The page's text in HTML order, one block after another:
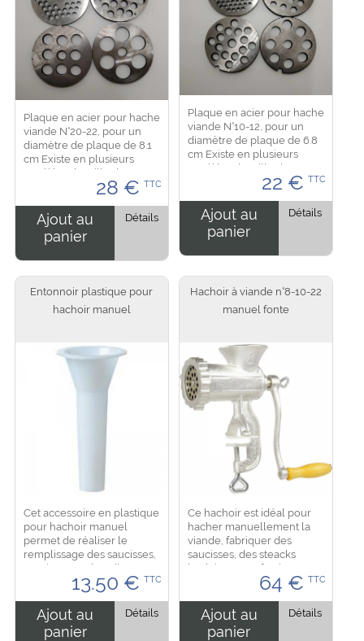
Plaque en acier pour hache
viande N°20-22, pour un
diamètre de plaque de 8.1
cm Existe en plusieurs
modèles de taille de trou : -
6 mm - 10 mm - 15 mm - 20
28 € TTC
Ajout au
panier
Détails
Plaque en acier pour hache
viande N°10-12, pour un
diamètre de plaque de 6.8
cm Existe en plusieurs
modèles de taille de trou : -
4.5 mm - 8 mm - 10 mm - 12
22 € TTC
Ajout au
panier
Détails
Entonnoir plastique pour
hachoir manuel
Cet accessoire en plastique
pour hachoir manuel
permet de réaliser le
remplissage des saucisses,
saucissons et boudins.
Dimension : 14 cm de
longueur, diamètre de 3 cm
en bas ...
13.50 € TTC
Ajout au
panier
Détails
Hachoir à viande n°8-10-22
manuel fonte
Ce hachoir est idéal pour
hacher manuellement la
viande, fabriquer des
saucisses, des steacks
hachés ou confectionner
des patés à la maison
Fixation serre joint sur tout
support plat, peu...
64 € TTC
Ajout au
panier
Détails